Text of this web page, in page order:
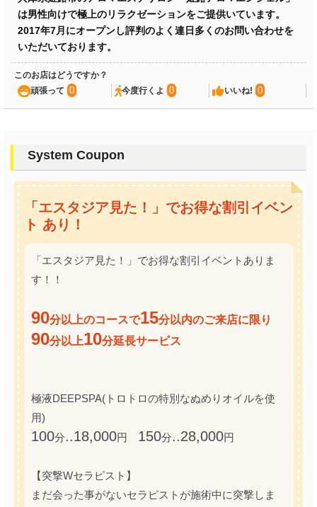
は男性向けで極上のリラクゼーションをご提供いています。
2017年7月にオープンし評判のよく連日多くのお問い合わせを
いただいております。
このお店はどうですか？
頑張って 0 今度行くよ 0 いいね! 0
System Coupon
「エスタジア見た！」でお得な割引イベン
ト あり！
「エスタジア見た！」でお得な割引イベントありま
す！！
90分以上のコースで15分以内のご来店に限り
90分以上10分延長サービス
極液DEEPSPA(トロトロの特別なぬめりオイルを使
用)
100分..18,000円 150分..28,000円
【突撃Wセラピスト】
まだ会った事がないセラピストが施術中に突撃しま